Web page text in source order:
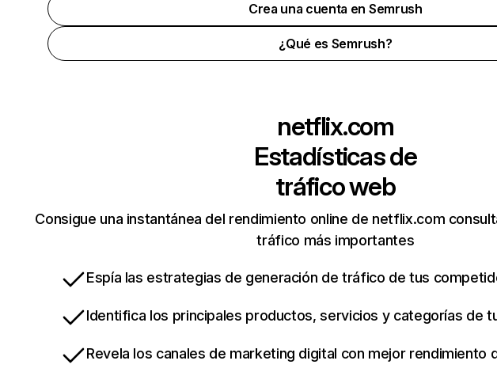
Crea una cuenta en Semrush
¿Qué es Semrush?
netflix.com
Estadísticas de
tráfico web
Consigue una instantánea del rendimiento online de netflix.com
tráfico más importantes
Espía las estrategias de generación de tráfico de tus
Identifica los principales productos, servicios y categorías de
Revela los canales de marketing digital con mejor rendimiento